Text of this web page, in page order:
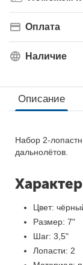
Оплата
Наличие
Описание
Набор 2-
дальнолётов.
Цвет:
Размер: 7"
Шаг: 3,5"
Лопасти: 2